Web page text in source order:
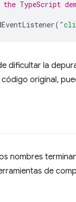
TypeScript
(
dificultar la
original,
nombres
de